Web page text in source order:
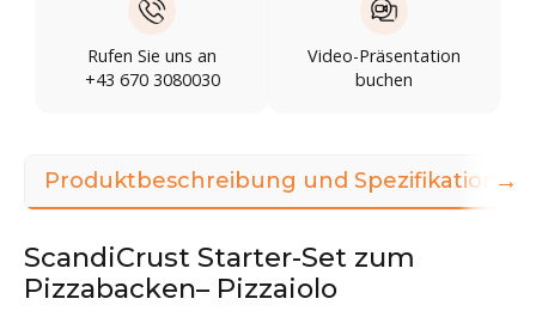
Rufen Sie uns an
+43 670 3080030
Video-Präsentation
buchen
Produktbeschreibung und Spezifikationen
ScandiCrust Starter-Set zum
Pizzabacken– Pizzaiolo
→